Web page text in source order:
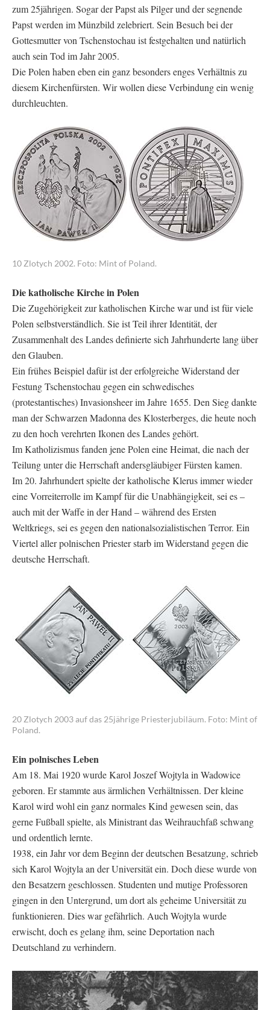
zum 25jährigen. Sogar der Papst als Pilger und der segnende
Papst werden im Münzbild zelebriert. Sein Besuch bei der
Gottesmutter von Tschenstochau ist festgehalten und natürlich
auch sein Tod im Jahr 2005.
Die Polen haben eben ein ganz besonders enges Verhältnis zu
diesem Kirchenfürsten. Wir wollen diese Verbindung ein wenig
durchleuchten.
10 Zlotych 2002. Foto: Mint of Poland.
Die katholische Kirche in Polen
Die Zugehörigkeit zur katholischen Kirche war und ist für viele
Polen selbstverständlich. Sie ist Teil ihrer Identität, der
Zusammenhalt des Landes definierte sich Jahrhunderte lang über
den Glauben.
Ein frühes Beispiel dafür ist der erfolgreiche Widerstand der
Festung Tschenstochau gegen ein schwedisches
(protestantisches) Invasionsheer im Jahre 1655. Den Sieg dankte
man der Schwarzen Madonna des Klosterberges, die heute noch
zu den hoch verehrten Ikonen des Landes gehört.
Im Katholizismus fanden jene Polen eine Heimat, die nach der
Teilung unter die Herrschaft andersgläubiger Fürsten kamen.
Im 20. Jahrhundert spielte der katholische Klerus immer wieder
eine Vorreiterrolle im Kampf für die Unabhängigkeit, sei es –
auch mit der Waffe in der Hand – während des Ersten
Weltkriegs, sei es gegen den nationalsozialistischen Terror. Ein
Viertel aller polnischen Priester starb im Widerstand gegen die
deutsche Herrschaft.
20 Zlotych 2003 auf das 25jährige Priesterjubiläum. Foto: Mint of
Poland.
Ein polnisches Leben
Am 18. Mai 1920 wurde Karol Joszef Wojtyla in Wadowice
geboren. Er stammte aus ärmlichen Verhältnissen. Der kleine
Karol wird wohl ein ganz normales Kind gewesen sein, das
gerne Fußball spielte, als Ministrant das Weihrauchfaß schwang
und ordentlich lernte.
1938, ein Jahr vor dem Beginn der deutschen Besatzung, schrieb
sich Karol Wojtyla an der Universität ein. Doch diese wurde von
den Besatzern geschlossen. Studenten und mutige Professoren
gingen in den Untergrund, um dort als geheime Universität zu
funktionieren. Dies war gefährlich. Auch Wojtyla wurde
erwischt, doch es gelang ihm, seine Deportation nach
Deutschland zu verhindern.